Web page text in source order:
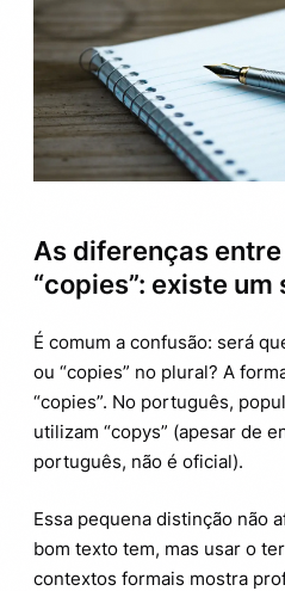
As diferenças entre
“copies”: existe um
É comum a confusão: será
ou “copies” no plural? A
“copies”. No português,
utilizam “copys” (apesar de
português, não é oficial).
Essa pequena distinção não
bom texto tem, mas usar o
contextos formais mostra